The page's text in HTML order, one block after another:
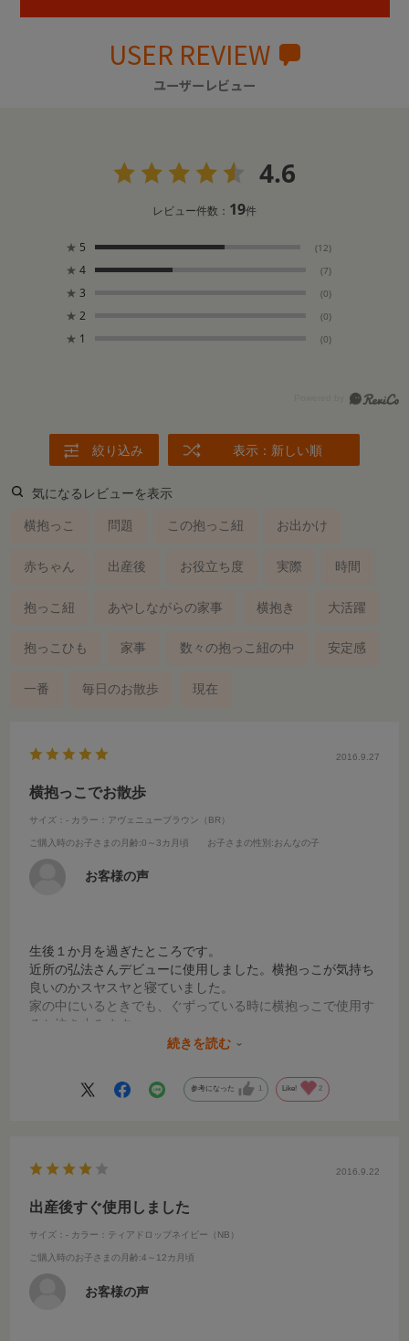
USER REVIEW
ユーザーレビュー
4.6
レビュー件数： 19件
★ 5 (12)
★ 4 (7)
★ 3 (0)
★ 2 (0)
★ 1 (0)
絞り込み 表示：新しい順
気になるレビューを表示
横抱っこ 問題 この抱っこ紐 お出かけ
赤ちゃん 出産後 お役立ち度 実際 時間
抱っこ紐 あやしながらの家事 横抱き 大活躍
抱っこひも 家事 数々の抱っこ紐の中 安定感
一番 毎日のお散歩 現在
2016.9.27
横抱っこでお散歩
サイズ：- カラー：アヴェニューブラウン（BR）
ご購入時のお子さまの月齢:0～3カ月頃 お子さまの性別 :おんなの子
お客様の声
生後１か月を過ぎたところです。
近所の弘法さんデビューに使用しました。横抱っこが気持ち
良いのかスヤスヤと寝ていました。
家の中にいるときでも、ぐずっている時に横抱っこで使用す
ると泣き止みます。
紐の調節や設定は確かに大変でしたが、出産前にある程度行
今度は、保健センターのベビークラスへ出かけるのでまた活
続きを読む
参考になった 1 Like! 2
2016.9.22
出産後すぐ使用しました
サイズ：- カラー：ティアドロップネイビー（NB）
ご購入時のお子さまの月齢:4～12カ月頃
お客様の声